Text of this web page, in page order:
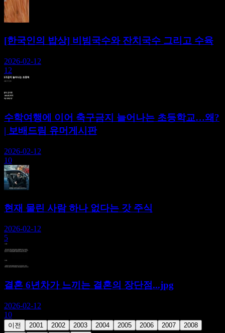
[한국인의 밥상] 비빔국수와 잔치국수 그리고 수육
2026-02-12
12
수학여행에 이어 축구금지 늘어나는 초등학교…왜?
| 보배드림 유머게시판
2026-02-12
10
현재 물린 사람 하나 없다는 갓 주식
2026-02-12
5
결혼 6년차가 느끼는 결혼의 장단점...jpg
2026-02-12
10
이전 2001 2002 2003 2004 2005 2006 2007
2008